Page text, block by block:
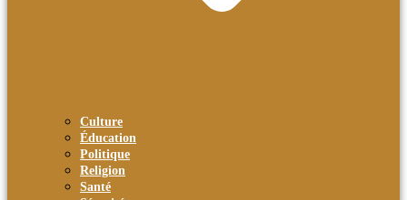
Culture
Éducation
Politique
Religion
Santé